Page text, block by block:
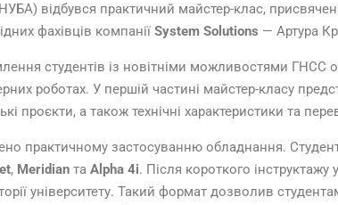
відбувся практичний майстер-клас,
фахівців компанії System Solutions — Артура
студентів із новітніми можливостями ГНСС
роботах. У першій частині майстер-класу
проєкти, а також технічні характеристики та
практичному застосуванню обладнання.
, Meridian та Alpha 4i. Після короткого
університету. Такий формат дозволив